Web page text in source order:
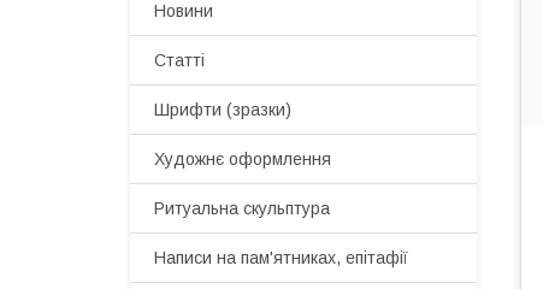
Новини
Статті
Шрифти (зразки)
Художнє оформлення
Ритуальна скульптура
Написи на пам'ятниках, епітафії